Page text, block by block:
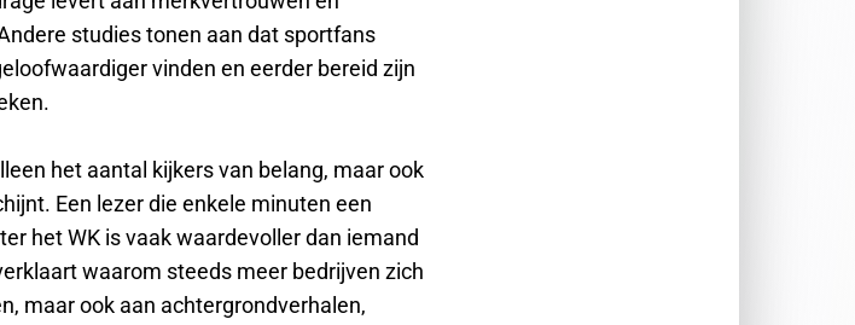
studies tonen aan dat sportfans
vinden en eerder bereid zijn
het aantal kijkers van belang, maar ook
Een lezer die enkele minuten een
het WK is vaak waardevoller dan iemand
waarom steeds meer bedrijven zich
maar ook aan achtergrondverhalen,